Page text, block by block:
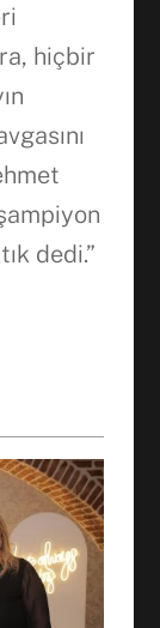
hiçbir
dedi.”